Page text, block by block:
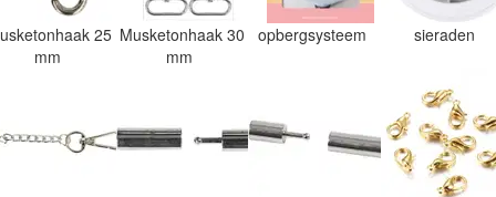
25
mm
Musketonhaak 30
mm
opbergsysteem sieraden